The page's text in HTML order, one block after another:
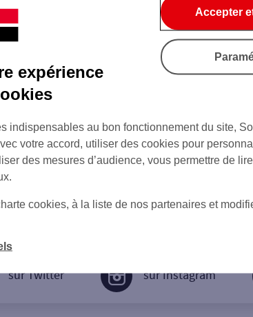
sur Twitter sur Instagram
expérience
indispensables au bon fonctionnement du site,
votre accord, utiliser des cookies pour
des mesures d’audience, vous permettre de
cookies, à la liste de nos partenaires et
Accepter